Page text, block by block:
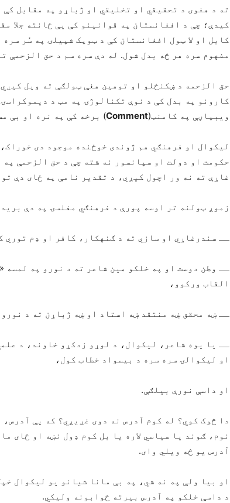
ته د هغوی د تحقیقي او تخلیقي او ژباړو په مقابل
کیدې؛ چې د افغانستان په قوانینو کې یې ځانته جلا
کابل او لا ټول افغانستان کې د ټوپک شپیلۍ په سُر
مفهوم سره هر څه بدل شول. له دې سره سم د حق الزحمې
حق الزحمه د ښکنځلو او توهین هغې ټولګې ته ویل
کارونو په بدل کې د نوې تکنالوژۍ په مټ د
ویبپاڼې په کامنټ(Comment) برخه کې په نره او بې
لیکوال او فرهنګي هم ژوندی خوځنده موجود دی
حکومت او دولت او سپانسور نه شته چې د حق الزحمې
غاړې ته نه ور اچول کیږي، د تقدیر نامې په ځای دې
زموږ ټولنه تر اوسه پورې د فرهنګي مفلسۍ په دې برید
ــ سندرغاړي او سازي ته د ګنهکار، کافر او ډم توري
ــ وطن دوست او په خلکو مین شاعر ته د نورو په لمسه
القاب ورکوو،
ــ ښه محقق ښه منتقد ښه استاد او ښه ژباړن ته د
ــ یا یوه شاعر، لیکوال، د لوړو زدکړو خاوند، د
او لیکوالۍ سره سره د بیسواد خطاب کول،
او داسې نورې بیلګې.
دا څوک کوي؟ له کوم آدرس نه دوی غږیږي؟ که یې
نوم، ګوند یا سیاسي لاره یا بل کوم ډول نښه او ځای
آدرس یو څه ویلي وای.
او بیا ولې په نه شي، په بې مانا شیانو یو لیکوال
د داسې خلکو په آدرس بیرته ځوابونه ولیکي.